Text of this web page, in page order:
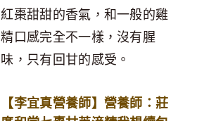
紅棗甜甜的香氣，和一般的雞
精口感完全不一樣，沒有腥
味，只有回甘的感受。
【李宜真營養師】營養師：莊